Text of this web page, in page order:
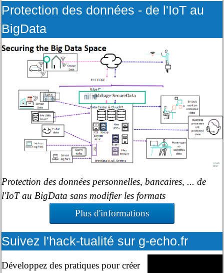
Protection des données - de l'IoT au
BigData
Protection des données personnelles, bancaires, ... de
l'IoT au BigData sans modifier les formats
Plus d'informations
Suivez l'hack-tualité sur g-echo.fr
Développez des pratiques pour créer